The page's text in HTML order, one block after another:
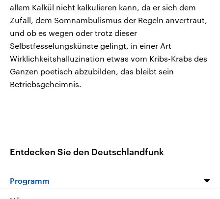
allem Kalkül nicht kalkulieren kann, da er sich dem
Zufall, dem Somnambulismus der Regeln anvertraut,
und ob es wegen oder trotz dieser
Selbstfesselungskünste gelingt, in einer Art
Wirklichkeitshalluzination etwas vom Kribs-Krabs des
Ganzen poetisch abzubilden, das bleibt sein
Betriebsgeheimnis.
Entdecken Sie den Deutschlandfunk
Programm